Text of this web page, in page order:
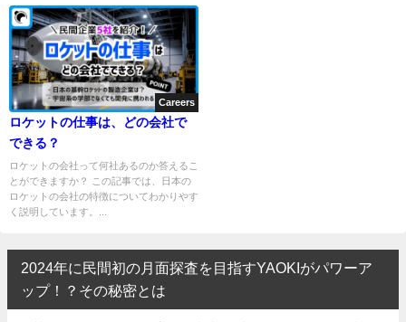
Careers
ロケットの仕事は、どの会社で
できる？
ロケットの会社って何社あるのか答えるこ
とができますか？ この記事では、日本の
ロケットの会社の特徴についてわかりやす
く説明しています。...
2024年に民間初の月面探査を目指すYAOKIがパワーア
ップ！？その秘密とは